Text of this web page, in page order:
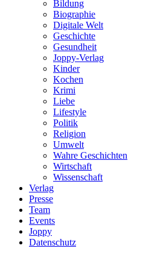
Bildung
Biographie
Digitale Welt
Geschichte
Gesundheit
Joppy-Verlag
Kinder
Kochen
Krimi
Liebe
Lifestyle
Politik
Religion
Umwelt
Wahre Geschichten
Wirtschaft
Wissenschaft
Verlag
Presse
Team
Events
Joppy
Datenschutz